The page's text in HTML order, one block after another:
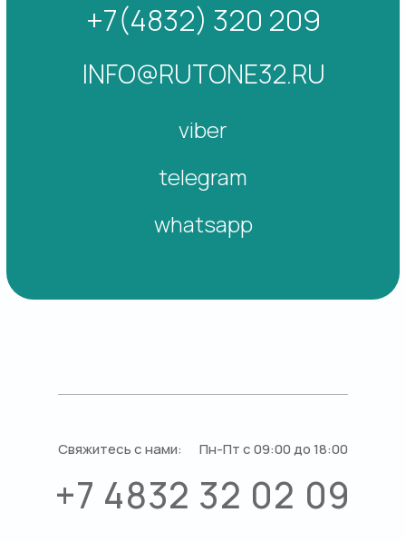
+7(4832) 320 209
INFO@RUTONE32.RU
viber
telegram
whatsapp
+7 4832 32 02 09
Свяжитесь с нами: Пн-Пт с 09:00 до 18:00